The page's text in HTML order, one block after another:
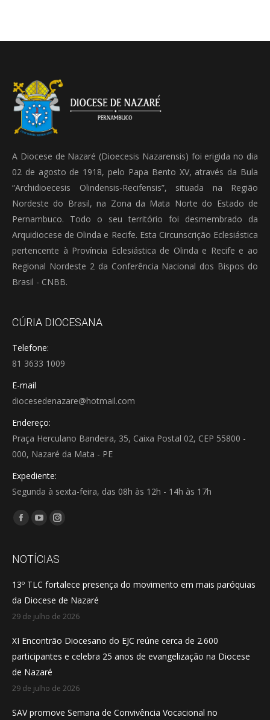
A Diocese de Nazaré (Dioecesis Nazarensis) foi erigida no dia
02 de agosto de 1918, pelo Papa Bento XV, através da Bula
“Archidioecesis Olindensis-Recifensis”, situada na Região
Nordeste do Brasil, na Zona da Mata Norte do Estado de
Pernambuco. Todo o seu território foi desmembrado da
Arquidiocese de Olinda e Recife. Esta Circunscrição Eclesiástica
pertencente à Província Eclesiástica de Olinda e Recife e ao
Regional Nordeste 2 da Conferência Nacional dos Bispos do
Brasil - CNBB.
CÚRIA DIOCESANA
Telefone:
81 3633 1009
E-mail
diocesedenazare@hotmail.com
Endereço:
Praça Herculano Bandeira, 35, Caixa Postal 02, CEP 55800 -
000, Nazaré da Mata - PE
Expediente:
Segunda à sexta-feira, das 08h às 12h - 14h às 17h
Encontre-nos em:
Facebook
opens
new
window
YouTube
opens
new
window
Instagram
opens
new
window
NOTÍCIAS
13º TLC fortalece presença do movimento em mais paróquias
da Diocese de Nazaré
29 de julho de 2026
XI Encontrão Diocesano do EJC reúne cerca de 2.600
participantes e celebra 25 anos de evangelização na Diocese
de Nazaré
29 de julho de 2026
SAV promove Semana de Convivência Vocacional no